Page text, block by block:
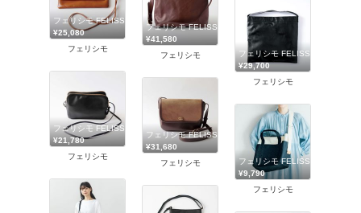
フェリシモ FELISSIMO
¥25,080
フェリシモ
フェリシモ FELISSIMO
¥41,580
フェリシモ
フェリシモ FELISSIMO
¥29,700
フェリシモ
フェリシモ FELISSIMO
¥21,780
フェリシモ
フェリシモ FELISSIMO
¥31,680
フェリシモ
フェリシモ FELISSIMO
¥9,790
フェリシモ